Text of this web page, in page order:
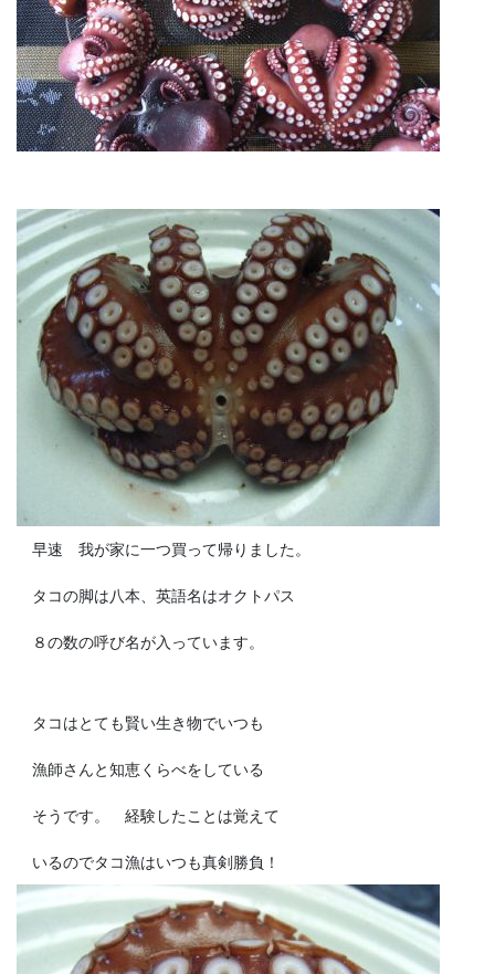
早速 我が家に一つ買って帰りました。
タコの脚は八本、英語名はオクトパス
８の数の呼び名が入っています。
タコはとても賢い生き物でいつも
漁師さんと知恵くらべをしている
そうです。 経験したことは覚えて
いるのでタコ漁はいつも真剣勝負！